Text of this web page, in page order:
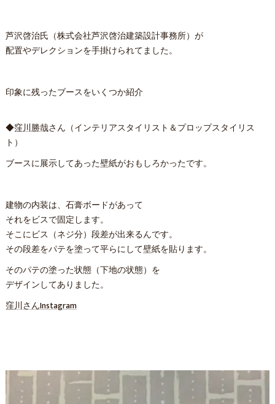
芦沢啓治氏（株式会社芦沢啓治建築設計事務所）が
配置やデレクションを手掛けられてました。
印象に残ったブースをいくつか紹介
◆窪川勝哉さん（インテリアスタイリスト＆プロップスタイリス
ト）
ブースに展示してあった壁紙がおもしろかったです。
建物の内装は、石膏ボードがあって
それをビスで固定します。
そこにビス（ネジ分）段差が出来るんです。
その段差をパテを塗って平らにして壁紙を貼ります。
そのパテの塗った状態（下地の状態）を
デザインしてありました。
窪川さんInstagram